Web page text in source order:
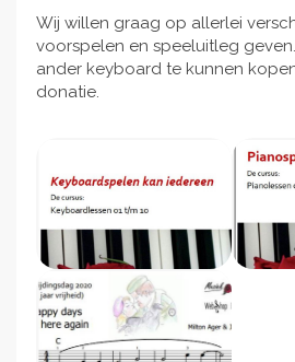
Wij willen graag op allerlei
voorspelen en speeluitleg
ander keyboard te kunnen
donatie.